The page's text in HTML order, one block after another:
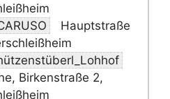
Hauptstraße
Birkenstraße 2,